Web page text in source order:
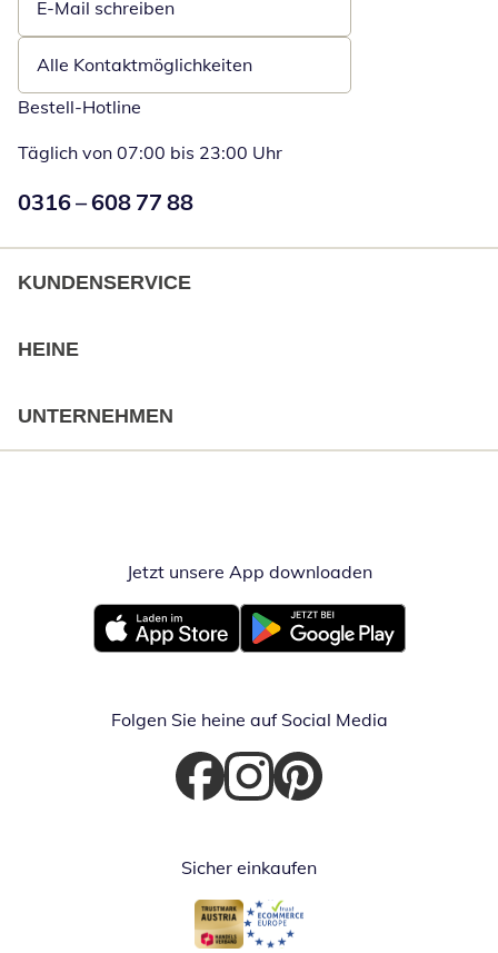
E-Mail schreiben
Öffnet E-Mail-Client
Alle Kontaktmöglichkeiten
Bestell-Hotline
Täglich von 07:00 bis 23:00 Uhr
Numéro de téléphone:
0316 – 608 77 88
KUNDENSERVICE
HEINE
UNTERNEHMEN
Jetzt unsere App downloadenÖffnet in
Öffnet in neuem FensterÖffnet in neuem Fenster
Folgen Sie heine auf Social Media
Öffnet in neuem Fenster
Öffnet in neuem Fenster
Öffnet in neuem Fenster
Sicher einkaufen
Öffnet in neuem Fenster
Öffnet in neuem Fenster